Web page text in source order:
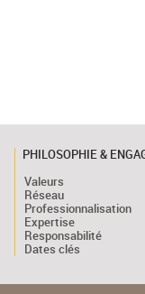
PHILOSOPHIE &
Valeurs
Réseau
Professionnalisation
Expertise
Responsabilité
Dates clés